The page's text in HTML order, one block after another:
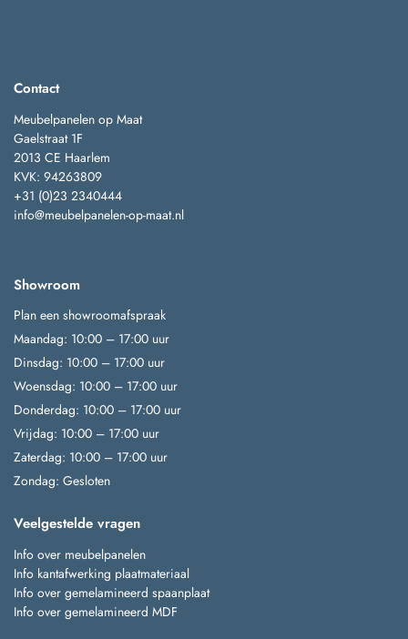
Contact
Meubelpanelen op Maat
Gaelstraat 1F
2013 CE Haarlem
KVK: 94263809
+31 (0)23 2340444
info@meubelpanelen-op-maat.nl
Showroom
Plan een showroomafspraak
Maandag: 10:00 – 17:00 uur
Dinsdag: 10:00 – 17:00 uur
Woensdag: 10:00 – 17:00 uur
Donderdag: 10:00 – 17:00 uur
Vrijdag: 10:00 – 17:00 uur
Zaterdag: 10:00 – 17:00 uur
Zondag: Gesloten
Veelgestelde vragen
Info over meubelpanelen
Info kantafwerking plaatmateriaal
Info over gemelamineerd spaanplaat
Info over gemelamineerd MDF